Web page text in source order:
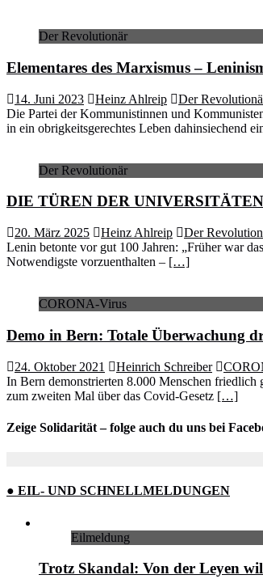
Der Revolutionär
Elementares des Marxismus –
14. Juni 2023 Heinz Ahlreip Der
Die Partei der Kommunistinnen und
in ein obrigkeitsgerechtes Leben dahinsiechend
Der Revolutionär
DIE TÜREN DER
20. März 2025 Heinz Ahlreip Der
Lenin betonte vor gut 100 Jahren: „Früher war
Notwendigste vorzuenthalten – […]
CORONA-Virus
Demo in Bern: Totale Überwachung
24. Oktober 2021 Heinrich Schreiber
In Bern demonstrierten 8.000 Menschen
zum zweiten Mal über das Covid-Gesetz […]
Zeige Solidarität – folge auch du uns bei
● EIL- UND SCHNELLMELDUNGEN
Eilmeldung
Trotz Skandal: Von der Leyen